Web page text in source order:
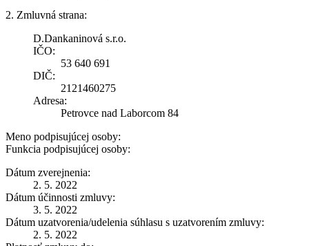
2. Zmluvná strana:
D.Dankaninová s.r.o.
IČO:
53 640 691
DIČ:
2121460275
Adresa:
Petrovce nad Laborcom 84
Meno podpisujúcej osoby:
Funkcia podpisujúcej osoby:
Dátum zverejnenia:
2. 5. 2022
Dátum účinnosti zmluvy:
3. 5. 2022
Dátum uzatvorenia/udelenia súhlasu s uzatvorením zmluvy:
2. 5. 2022